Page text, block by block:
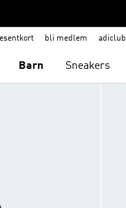
bli medlem adiclub
Barn Sneakers